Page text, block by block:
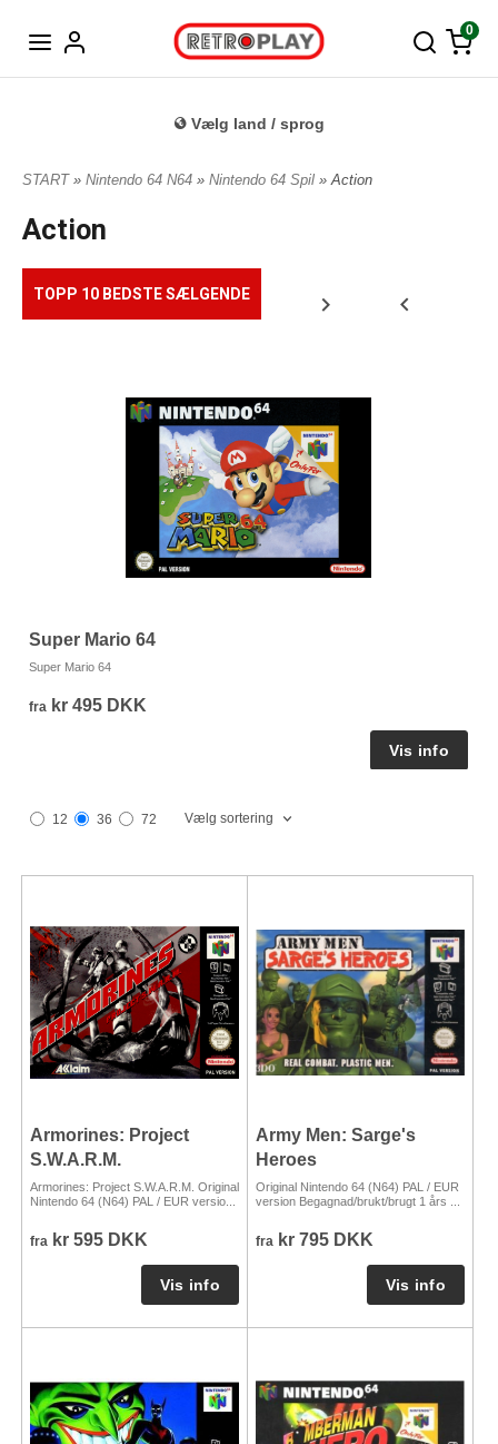
0
Vælg land / sprog
START» Nintendo 64 N64 » Nintendo 64 Spil » Action
Action
TOPP 10 BEDSTE SÆLGENDE
Super Mario 64
Super Mario 64
fra kr 495 DKK
12 36 72 Vælg sortering
Armorines: Project
S.W.A.R.M.
Armorines: Project S.W.A.R.M. Original
Nintendo 64 (N64) PAL / EUR versio...
fra kr 595 DKK
Army Men: Sarge's
Heroes
Original Nintendo 64 (N64) PAL / EUR
version Begagnad/brukt/brugt 1 års ...
fra kr 795 DKK